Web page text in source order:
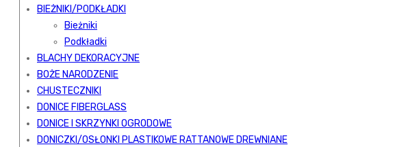
BIEŻNIKI/PODKŁADKI
Bieżniki
Podkładki
BLACHY DEKORACYJNE
BOŻE NARODZENIE
CHUSTECZNIKI
DONICE FIBERGLASS
DONICE I SKRZYNKI OGRODOWE
DONICZKI/OSŁONKI PLASTIKOWE RATTANOWE DREWNIANE